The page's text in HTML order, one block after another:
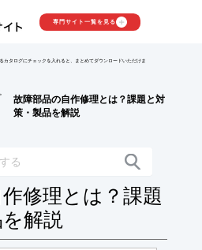
専門サイト一覧を見る
カタログにチェックを入れると、まとめてダウンロードいただけま
>
故障部品の自作修理とは？課題と対
策・製品を解説
修理とは？課題
解説